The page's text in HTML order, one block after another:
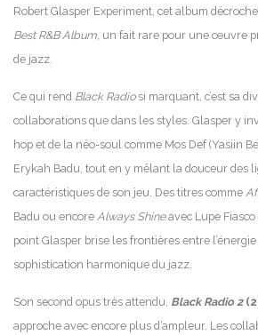
Robert Glasper Experiment, cet album
Best R&B Album , un fait rare pour une œuvre
de jazz.
Ce qui rend Black Radiosi marquant, c’est sa
collaborations que dans les styles. Glasper y
hop et de la néo-soul comme Mos Def (Yasiin
Erykah Badu, tout en y mêlant la douceur des
caractéristiques de son jeu. Des titres comme
Badu ou encore Always Shineavec Lupe
point Glasper brise les frontières entre
sophistication harmonique du jazz.
Son second opus très attendu, Black Radio 2
approche avec encore plus d’ampleur. Les